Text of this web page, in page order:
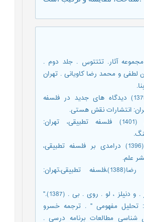
(1350). مجموعه آثار. تئتتوس . جلد دوم .
و محمد رضا کاویانی . تهران
باقری، خسرو (1375) دیدگاه های جدید در فلسفه
انتشارات نقش هستی.
پورحسن، قاسم (1401) فلسفه تطبیقی، تهران:
خاتمی، محمود (1396) درامدی بر فلسفه تطبیقی،
علم.
داوری اردکانی. رضا(1388)،فلسفه تطبیقی،تهران:
کومبز ، جرالد . ار . و دنیلز ، لو . روی . بی . (1387)."
مفهومی " . ترجمه خسرو
مطالعات برنامه درسی .